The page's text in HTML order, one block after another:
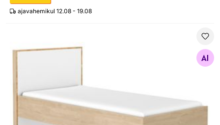
ajavahemikul 12.08 - 19.08
Voodi Larvik 120x200 cm